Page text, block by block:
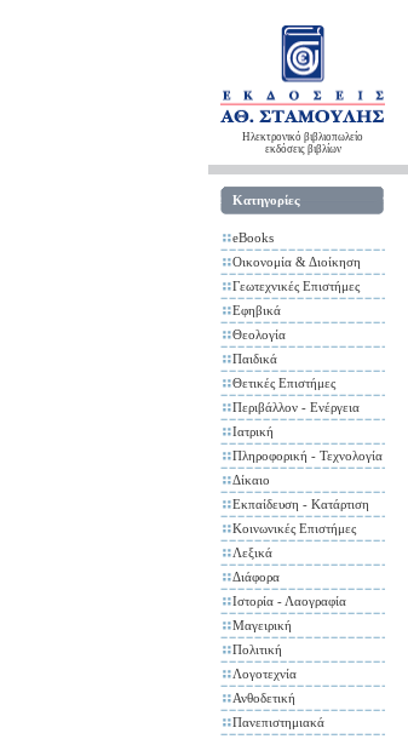
Ηλεκτρονικό βιβλιοπωλείο
εκδόσεις βιβλίων
Κατηγορίες
eBooks
Οικονομία & Διοίκηση
Γεωτεχνικές Επιστήμες
Εφηβικά
Θεολογία
Παιδικά
Θετικές Επιστήμες
Περιβάλλον - Ενέργεια
Ιατρική
Πληροφορική - Τεχνολογία
Δίκαιο
Εκπαίδευση - Κατάρτιση
Κοινωνικές Επιστήμες
Λεξικά
Διάφορα
Ιστορία - Λαογραφία
Μαγειρική
Πολιτική
Λογοτεχνία
Ανθοδετική
Πανεπιστημιακά